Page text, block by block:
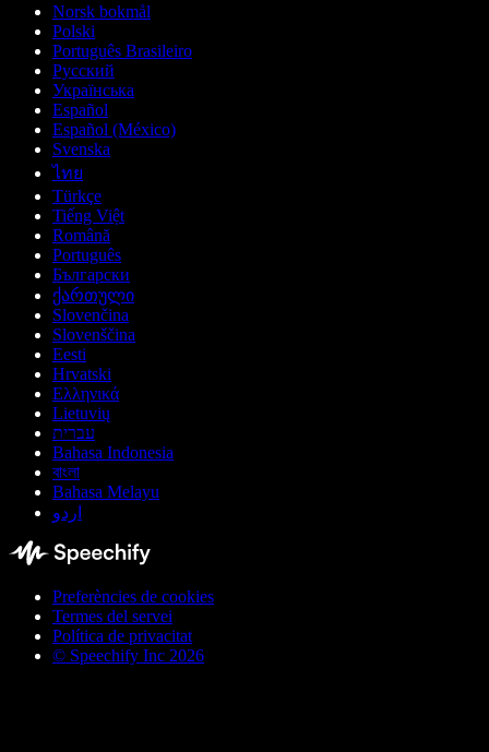
Norsk bokmål
Polski
Português Brasileiro
Русский
Українська
Español
Español (México)
Svenska
ไทย
Türkçe
Tiếng Việt
Română
Português
Български
ქართული
Slovenčina
Slovenščina
Eesti
Hrvatski
Ελληνικά
Lietuvių
עברית
Bahasa Indonesia
বাংলা
Bahasa Melayu
اردو
Preferències de cookies
Termes del servei
Política de privacitat
© Speechify Inc 2026